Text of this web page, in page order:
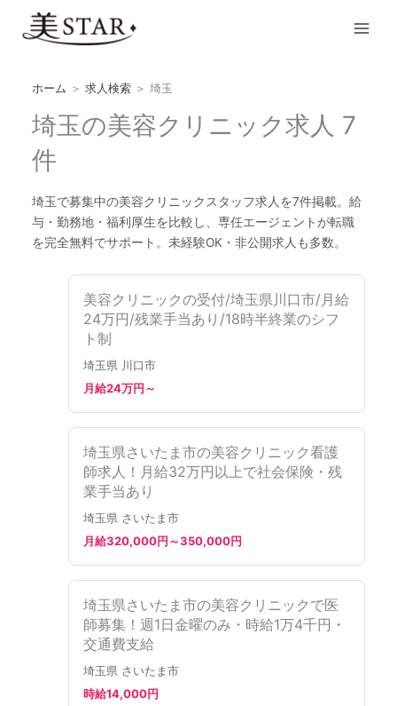
ホーム ＞ 求人検索 ＞ 埼玉
埼玉の美容クリニック求人 7
件
埼玉で募集中の美容クリニックスタッフ求人を7件掲載。給
与・勤務地・福利厚生を比較し、専任エージェントが転職
を完全無料でサポート。未経験OK・非公開求人も多数。
美容クリニックの受付/埼玉県川口市/月給
24万円/残業手当あり/18時半終業のシフ
ト制
埼玉県 川口市
月給24万円～
埼玉県さいたま市の美容クリニック看護
師求人！月給32万円以上で社会保険・残
業手当あり
埼玉県 さいたま市
月給320,000円～350,000円
埼玉県さいたま市の美容クリニックで医
師募集！週1日金曜のみ・時給1万4千円・
交通費支給
埼玉県 さいたま市
時給14,000円